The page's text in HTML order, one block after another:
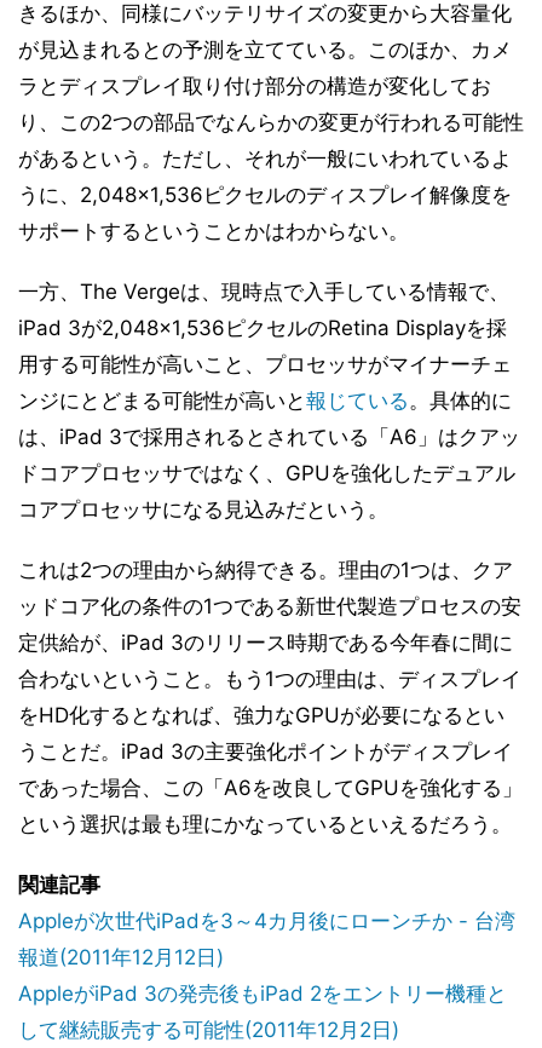
きるほか、同様にバッテリサイズの変更から大容量化
が見込まれるとの予測を立てている。このほか、カメ
ラとディスプレイ取り付け部分の構造が変化してお
り、この2つの部品でなんらかの変更が行われる可能性
があるという。ただし、それが一般にいわれているよ
うに、2,048×1,536ピクセルのディスプレイ解像度を
サポートするということかはわからない。
一方、The Vergeは、現時点で入手している情報で、
iPad 3が2,048×1,536ピクセルのRetina Displayを採
用する可能性が高いこと、プロセッサがマイナーチェ
ンジにとどまる可能性が高いと報じている。具体的に
は、iPad 3で採用されるとされている「A6」はクアッ
ドコアプロセッサではなく、GPUを強化したデュアル
コアプロセッサになる見込みだという。
これは2つの理由から納得できる。理由の1つは、クア
ッドコア化の条件の1つである新世代製造プロセスの安
定供給が、iPad 3のリリース時期である今年春に間に
合わないということ。もう1つの理由は、ディスプレイ
をHD化するとなれば、強力なGPUが必要になるとい
うことだ。iPad 3の主要強化ポイントがディスプレイ
であった場合、この「A6を改良してGPUを強化する」
という選択は最も理にかなっているといえるだろう。
関連記事
Appleが次世代iPadを3～4カ月後にローンチか - 台湾
報道(2011年12月12日)
AppleがiPad 3の発売後もiPad 2をエントリー機種と
して継続販売する可能性(2011年12月2日)